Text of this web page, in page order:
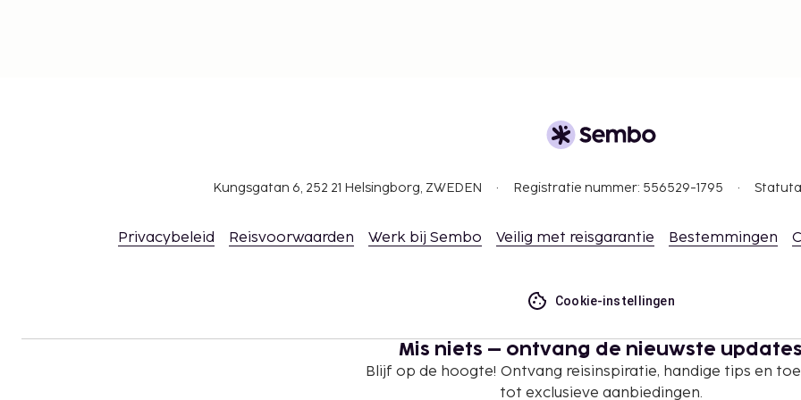
Kungsgatan 6, 252 21 Helsingborg, ZWEDEN Registratie nummer: 556529-1795
Privacybeleid Reisvoorwaarden Werk bij Sembo Veilig met reisgarantie Bestemmingen
Cookie-instellingen
Mis niets – ontvang de nieuwste
Blijf op de hoogte! Ontvang reisinspiratie, handige tips en
tot exclusieve aanbiedingen.